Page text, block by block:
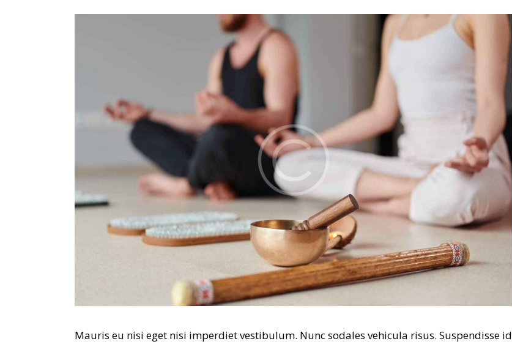
Mauris eu nisi eget nisi imperdiet vestibulum. Nunc sodales vehicula risus. Suspendisse id